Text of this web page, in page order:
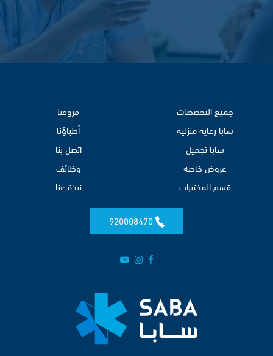
جميع التخصصات
سابا رعاية منزلية
سابا تجميل
عروض خاصة
قسم المختبرات
فروعنا
أطباؤنا
اتصل بنا
وظائف
نبذة عنا